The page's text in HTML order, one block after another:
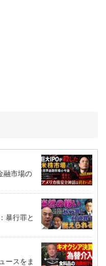
融市場の
暴行罪と
ースをま